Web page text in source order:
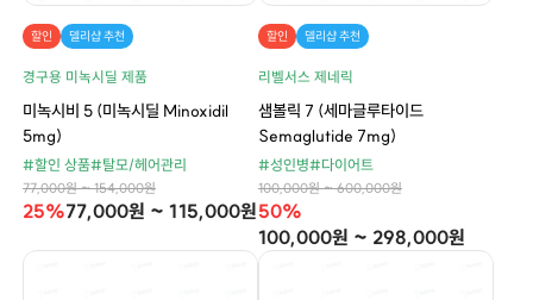
할인 델리샵 추천
경구용 미녹시딜 제품
미녹시비 5 (미녹시딜 Minoxidil
5mg)
#할인 상품#탈모/헤어관리
77,000원 ~ 154,000원
25%77,000원 ~ 115,000원
할인 델리샵 추천
리벨서스 제네릭
샘볼릭 7 (세마글루타이드
Semaglutide 7mg)
#성인병#다이어트
100,000원 ~ 600,000원
50%
100,000원 ~ 298,000원